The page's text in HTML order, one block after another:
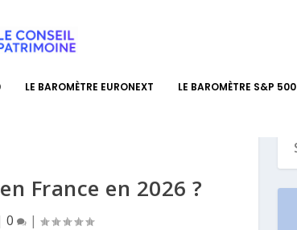
LE BAROMÈTRE EURONEXT LE BAROMÈTRE S&P 500
France en 2026 ?
0 |